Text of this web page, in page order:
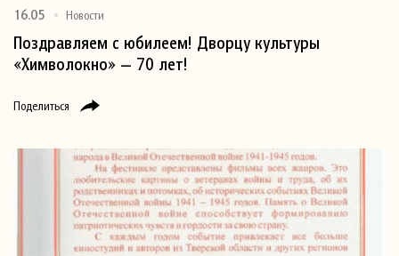
Поделиться
16.05 Новости
Поздравляем с юбилеем! Дворцу культуры
«Химволокно» — 70 лет!